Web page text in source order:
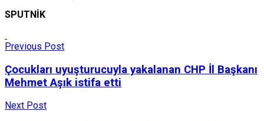
SPUTNİK
Previous Post
Çocukları uyuşturucuyla yakalanan CHP İl Başkanı
Mehmet Aşık istifa etti
Next Post